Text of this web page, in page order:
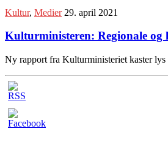
Kultur, Medier 29. april 2021
Kulturministeren: Regionale og
Ny rapport fra Kulturministeriet kaster